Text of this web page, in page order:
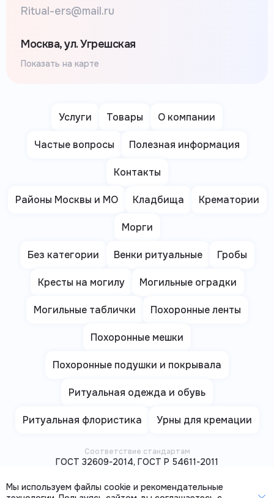
Ritual-ers@mail.ru
Москва, ул. Угрешская
Показать на карте
Соответствие стандартам
ГОСТ 32609-2014, ГОСТ Р 54611-2011
корректность информации, представленной на сайтах сторонних
организаций.
Услуги Товары О компании
Частые вопросы Полезная информация
Контакты
Районы Москвы и МО Кладбища Крематории
Морги
Без категории Венки ритуальные Гробы
Кресты на могилу Могильные оградки
Могильные таблички Похоронные ленты
Похоронные мешки
Похоронные подушки и покрывала
Ритуальная одежда и обувь
Ритуальная флористика Урны для кремации
Мы используем файлы cookie и рекомендательные